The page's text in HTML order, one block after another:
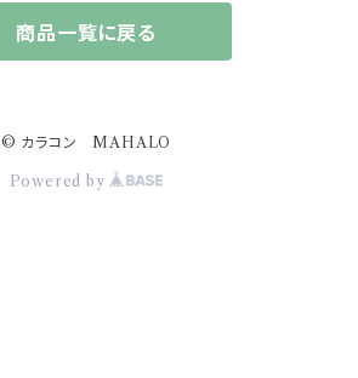
商品一覧に戻る
© カラコン MAHALO
Powered by